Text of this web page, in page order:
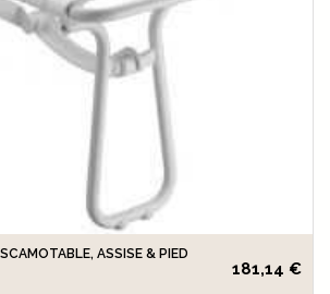
ASSISE & PIED
181,14 €